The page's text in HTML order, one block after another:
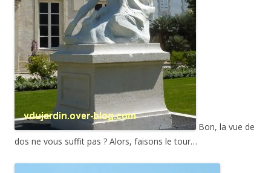
Bon, la vue de
dos ne vous suffit pas ? Alors, faisons le tour…